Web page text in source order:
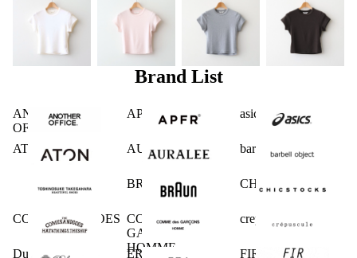
Brand List
ANOTHER
OFFICE
APFR asics
ATON AURALEE barbell object
BRAUN CHICSTOCKS
COMESANDGOES COMME des
GARCONS
HOMME
crepuscule
Dulcamara ERA. FIRMUM